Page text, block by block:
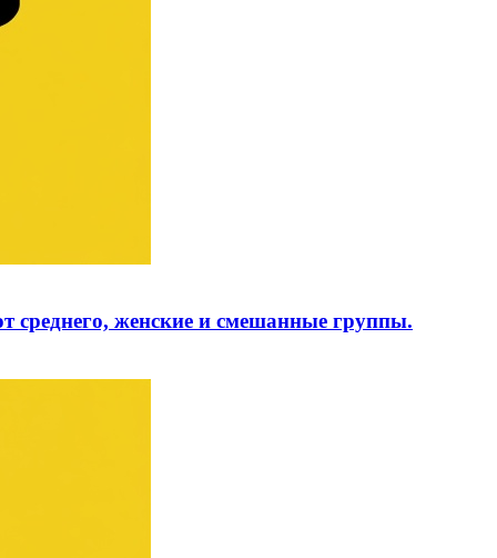
среднего, женские и смешанные группы.